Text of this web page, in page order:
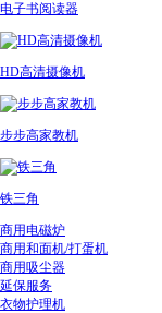
电子书阅读器
HD高清摄像机
步步高家教机
铁三角
商用电磁炉
商用和面机/打蛋机
商用吸尘器
延保服务
衣物护理机